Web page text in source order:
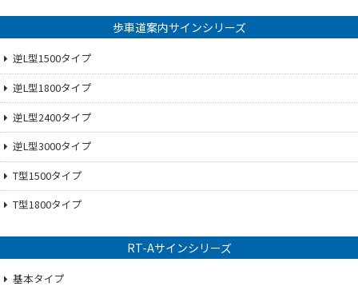
歩車道案内サインシリーズ
逆L型1500タイプ
逆L型1800タイプ
逆L型2400タイプ
逆L型3000タイプ
T型1500タイプ
T型1800タイプ
RT-Aサインシリーズ
基本タイプ